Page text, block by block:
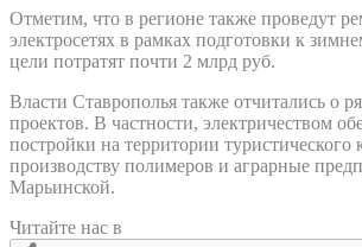
Отметим, что в регионе также проведут
электросетях в рамках подготовки к
цели потратят почти 2 млрд руб.
Власти Ставрополья также отчитались о
проектов. В частности, электричеством
постройки на территории туристического
производству полимеров и аграрные
Марьинской.
Читайте нас в